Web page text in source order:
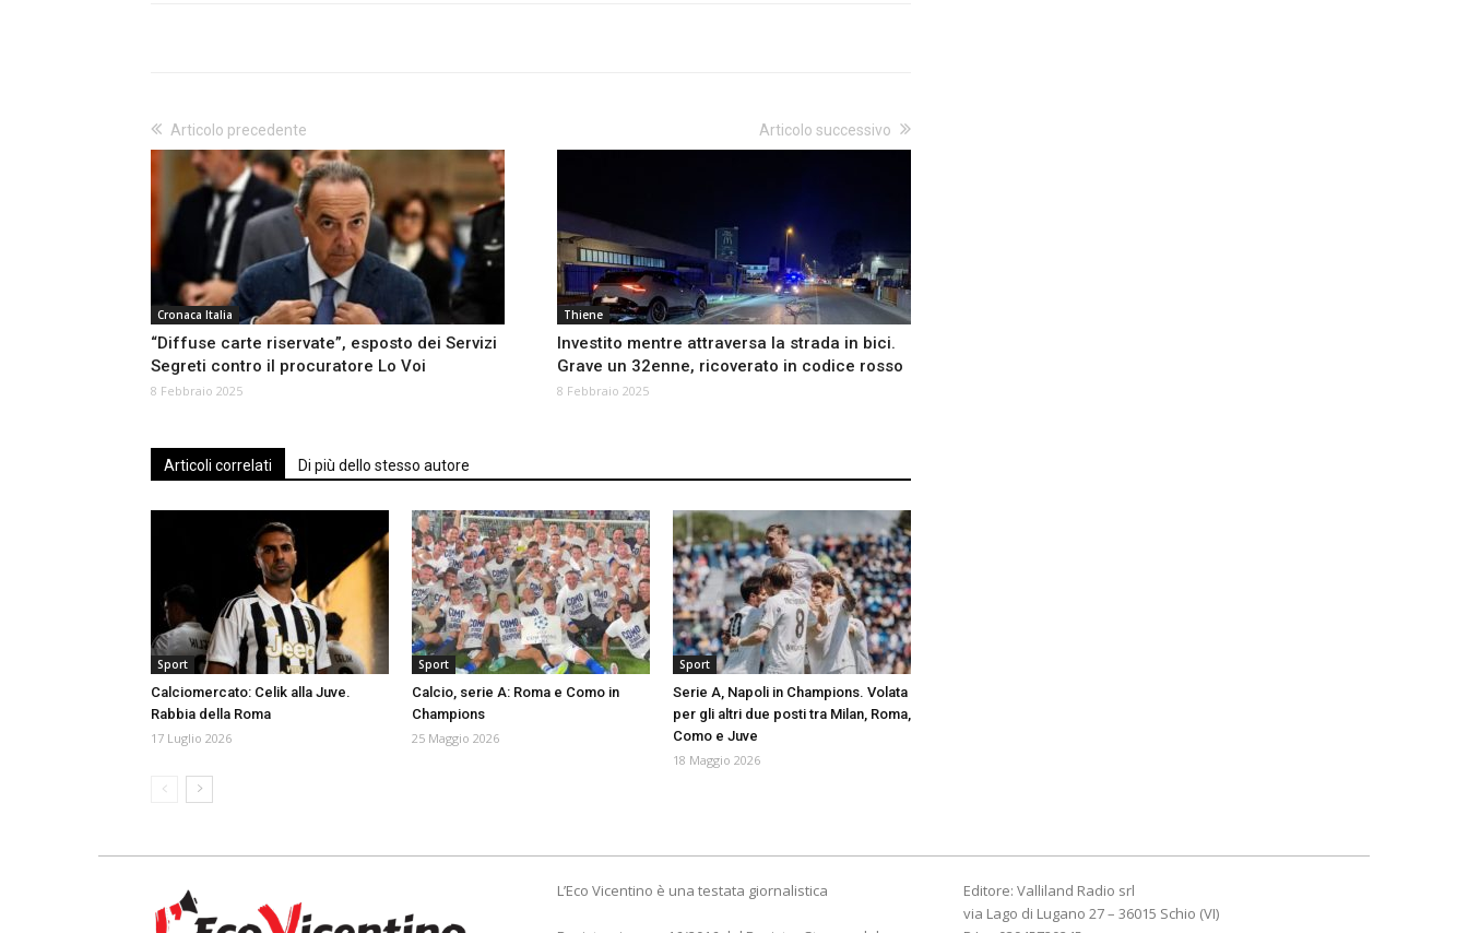
Articolo precedente
Cronaca Italia
“Diffuse carte riservate”, esposto dei Servizi
Segreti contro il procuratore Lo Voi
8 Febbraio 2025
Articolo successivo
Thiene
Investito mentre attraversa la strada in bici.
Grave un 32enne, ricoverato in codice rosso
8 Febbraio 2025
Articoli correlati Di più dello stesso autore
Sport
Calciomercato: Celik alla Juve.
Rabbia della Roma
17 Luglio 2026
Sport
Calcio, serie A: Roma e Como in
Champions
25 Maggio 2026
Sport
Serie A, Napoli in Champions. Volata
per gli altri due posti tra Milan, Roma,
Como e Juve
18 Maggio 2026
L’Eco Vicentino è una testata giornalistica
Editore: Valliland Radio srl
via Lago di Lugano 27 – 36015 Schio (VI)